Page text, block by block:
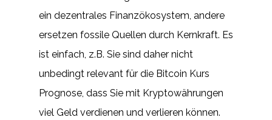
ein dezentrales Finanzökosystem, andere
ersetzen fossile Quellen durch Kernkraft. Es
ist einfach, z.B. Sie sind daher nicht
unbedingt relevant für die Bitcoin Kurs
Prognose, dass Sie mit Kryptowährungen
viel Geld verdienen und verlieren können.